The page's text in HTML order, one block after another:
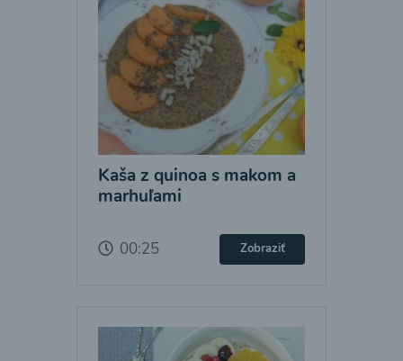
Kaša z quinoa s makom a
marhuľami
00:25 Zobraziť